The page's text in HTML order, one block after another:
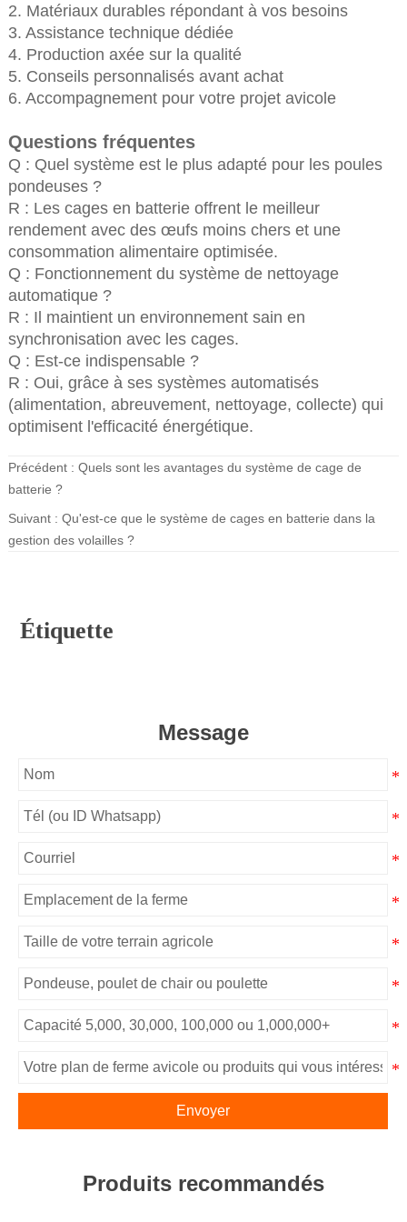
2. Matériaux durables répondant à vos besoins
3. Assistance technique dédiée
4. Production axée sur la qualité
5. Conseils personnalisés avant achat
6. Accompagnement pour votre projet avicole
Questions fréquentes
Q : Quel système est le plus adapté pour les poules
pondeuses ?
R : Les cages en batterie offrent le meilleur
rendement avec des œufs moins chers et une
consommation alimentaire optimisée.
Q : Fonctionnement du système de nettoyage
automatique ?
R : Il maintient un environnement sain en
synchronisation avec les cages.
Q : Est-ce indispensable ?
R : Oui, grâce à ses systèmes automatisés
(alimentation, abreuvement, nettoyage, collecte) qui
optimisent l'efficacité énergétique.
Précédent : Quels sont les avantages du système de cage de
batterie ?
Suivant : Qu'est-ce que le système de cages en batterie dans la
gestion des volailles ?
Étiquette
Message
Envoyer
Produits recommandés